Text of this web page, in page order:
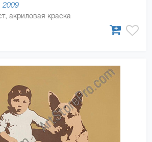
акриловая краска